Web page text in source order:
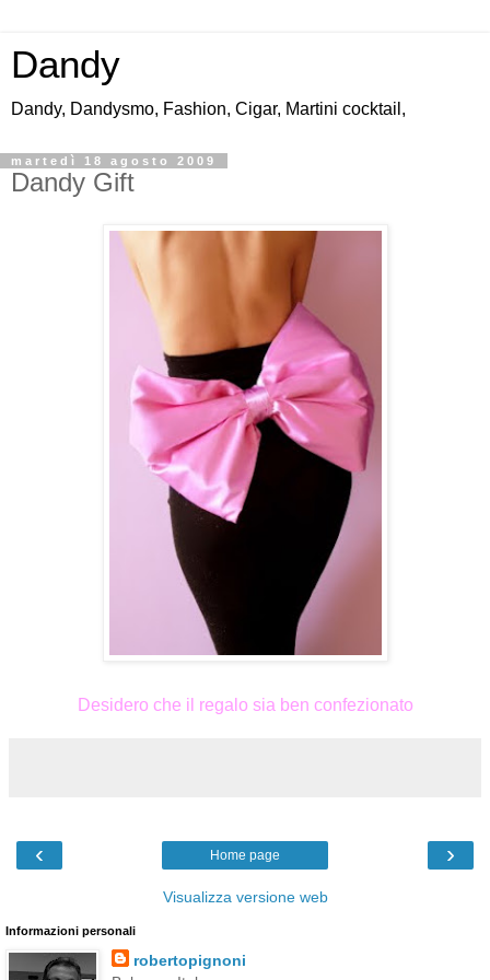
Dandy
Dandy, Dandysmo, Fashion, Cigar, Martini cocktail,
martedì 18 agosto 2009
Dandy Gift
Desidero che il regalo sia ben confezionato
‹ ›
Home page
Visualizza versione web
Informazioni personali
robertopignoni